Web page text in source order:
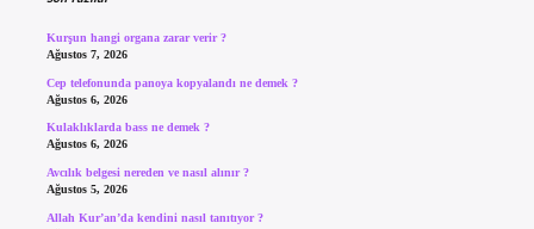
Kurşun hangi organa zarar verir ?
Ağustos 7, 2026
Cep telefonunda panoya kopyalandı ne demek ?
Ağustos 6, 2026
Kulaklıklarda bass ne demek ?
Ağustos 6, 2026
Avcılık belgesi nereden ve nasıl alınır ?
Ağustos 5, 2026
Allah Kur’an’da kendini nasıl tanıtıyor ?